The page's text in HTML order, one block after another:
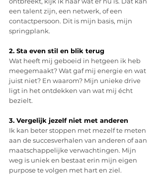
een talent zijn, een netwerk, of een
contactpersoon. Dit is mijn basis, mijn
springplank.
2. Sta even stil en blik terug
Wat heeft mij geboeid in hetgeen ik heb
meegemaakt? Wat gaf mij energie en wat
juist niet? En waarom? Mijn unieke drive
ligt in het ontdekken van wat mij écht
bezielt.
3. Vergelijk jezelf niet met anderen
Ik kan beter stoppen met mezelf te meten
aan de succesverhalen van anderen of aan
maatschappelijke verwachtingen. Mijn
weg is uniek en bestaat erin mijn eigen
purpose te volgen met hart en ziel.